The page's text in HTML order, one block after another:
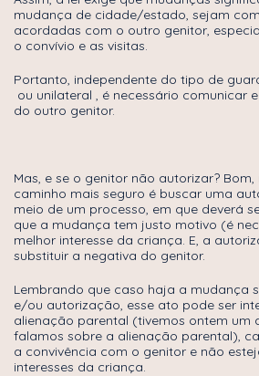
mudança de cidade/estado, sejam
acordadas com o outro genitor,
o convívio e as visitas.
Portanto, independente do tipo de
ou unilateral , é necessário comunicar
do outro genitor.
Mas, e se o genitor não autorizar? Bom,
caminho mais seguro é buscar uma
meio de um processo, em que deverá
que a mudança tem justo motivo (é
melhor interesse da criança. E, a
substituir a negativa do genitor.
Lembrando que caso haja a mudança
e/ou autorização, esse ato pode ser
alienação parental (tivemos ontem um
falamos sobre a alienação parental),
a convivência com o genitor e não
interesses da criança.